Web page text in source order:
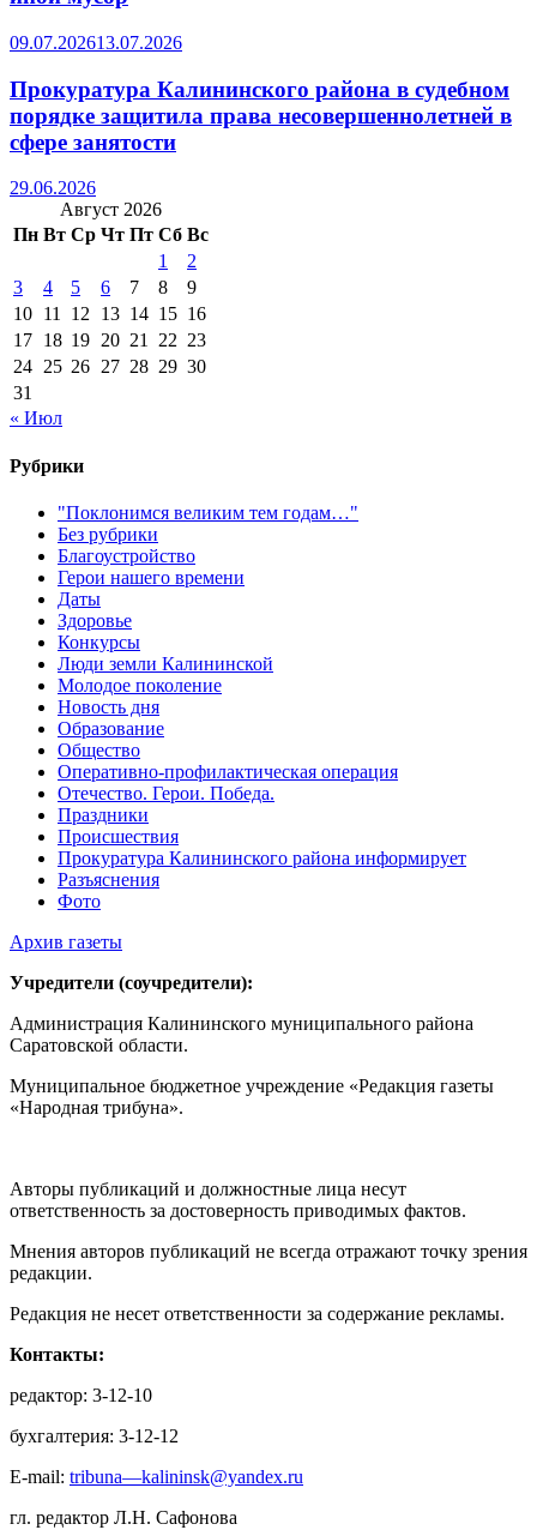
09.07.202613.07.2026
Прокуратура Калининского района в судебном
порядке защитила права несовершеннолетней в
сфере занятости
29.06.2026
Август 2026
Пн Вт Ср Чт Пт Сб Вс
1
2
3
4 5 6 7 8
9
10 11 12 13 14 15 16
17 18 19 20 21 22 23
24 25 26 27 28 29 30
31
« Июл
Рубрики
"Поклонимся великим тем годам…"
Без рубрики
Благоустройство
Герои нашего времени
Даты
Здоровье
Конкурсы
Люди земли Калининской
Молодое поколение
Новость дня
Образование
Общество
Оперативно-профилактическая операция
Отечество. Герои. Победа.
Праздники
Происшествия
Прокуратура Калининского района информирует
Разъяснения
Фото
Архив газеты
Учредители (соучредители):
Администрация Калининского муниципального района
Саратовской области.
Муниципальное бюджетное учреждение «Редакция газеты
«Народная трибуна».
Авторы публикаций и должностные лица несут
ответственность за достоверность приводимых фактов.
Мнения авторов публикаций не всегда отражают точку зрения
редакции.
Редакция не несет ответственности за содержание рекламы.
Контакты:
редактор: 3-12-10
бухгалтерия: 3-12-12
E-mail: tribuna—kalininsk@yandex.ru
гл. редактор Л.Н. Сафонова